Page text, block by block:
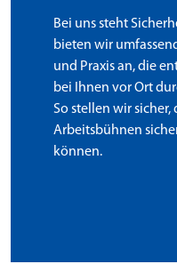
Bei uns steht
bieten wir
und Praxis an, die
bei Ihnen vor Ort
So stellen wir sicher,
Arbeitsbühnen
können.